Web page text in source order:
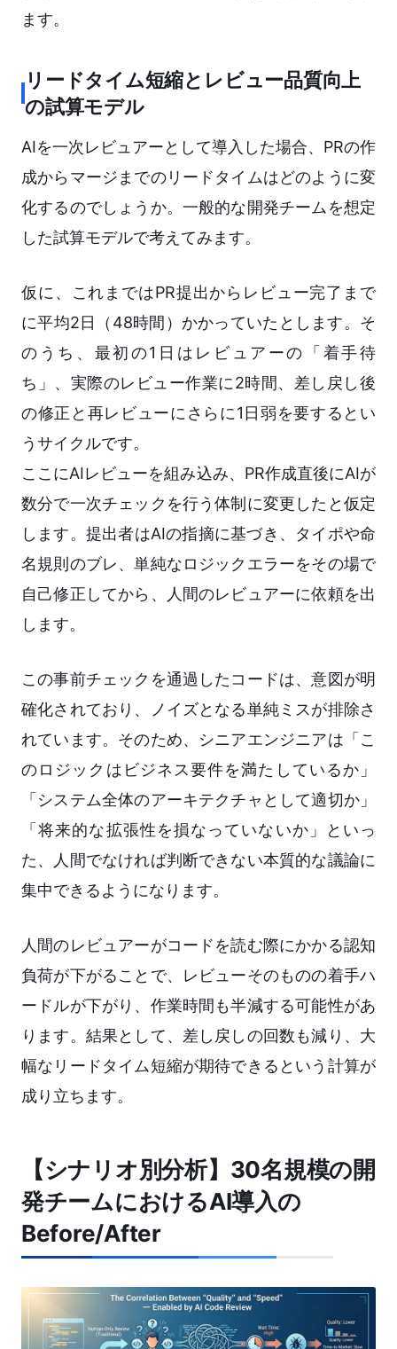
ます。
リードタイム短縮とレビュー品質向上
の試算モデル
AIを一次レビュアーとして導入した場合、PRの作
成からマージまでのリードタイムはどのように変
化するのでしょうか。一般的な開発チームを想定
した試算モデルで考えてみます。
仮に、これまではPR提出からレビュー完了まで
に平均2日（48時間）かかっていたとします。そ
のうち、最初の1日はレビュアーの「着手待
ち」、実際のレビュー作業に2時間、差し戻し後
の修正と再レビューにさらに1日弱を要するとい
うサイクルです。
ここにAIレビューを組み込み、PR作成直後にAIが
数分で一次チェックを行う体制に変更したと仮定
します。提出者はAIの指摘に基づき、タイポや命
名規則のブレ、単純なロジックエラーをその場で
自己修正してから、人間のレビュアーに依頼を出
します。
この事前チェックを通過したコードは、意図が明
確化されており、ノイズとなる単純ミスが排除さ
れています。そのため、シニアエンジニアは「こ
のロジックはビジネス要件を満たしているか」
「システム全体のアーキテクチャとして適切か」
「将来的な拡張性を損なっていないか」といっ
た、人間でなければ判断できない本質的な議論に
集中できるようになります。
人間のレビュアーがコードを読む際にかかる認知
負荷が下がることで、レビューそのものの着手ハ
ードルが下がり、作業時間も半減する可能性があ
ります。結果として、差し戻しの回数も減り、大
幅なリードタイム短縮が期待できるという計算が
成り立ちます。
【シナリオ別分析】30名規模の開
発チームにおけるAI導入の
Before/After